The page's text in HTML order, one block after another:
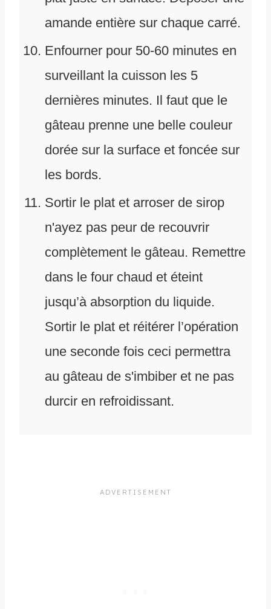
amande entière sur chaque carré.
Enfourner pour 50-60 minutes en
surveillant la cuisson les 5
dernières minutes. Il faut que le
gâteau prenne une belle couleur
dorée sur la surface et foncée sur
les bords.
Sortir le plat et arroser de sirop
n'ayez pas peur de recouvrir
complètement le gâteau. Remettre
dans le four chaud et éteint
jusqu’à absorption du liquide.
Sortir le plat et réitérer l’opération
une seconde fois ceci permettra
au gâteau de s'imbiber et ne pas
durcir en refroidissant.